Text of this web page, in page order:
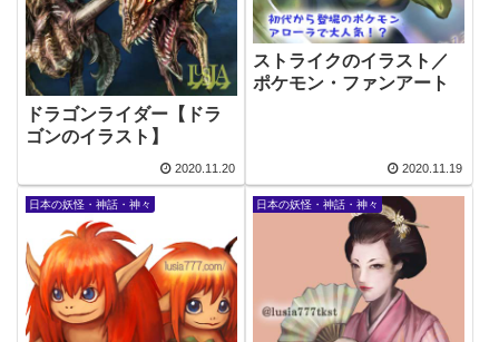
ドラゴンライダー【ドラ
ゴンのイラスト】
2020.11.20
ストライクのイラスト／
ポケモン・ファンアート
2020.11.19
日本の妖怪・神話・神々 日本の妖怪・神話・神々